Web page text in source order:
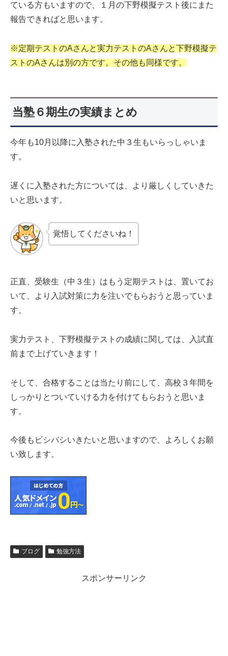
ている方もいますので、１月の下野模擬テスト後にまた
報告できればと思います。
※定期テストのAさんと実力テストのAさんと下野模擬テ
ストのAさんは別の方です。その他も同様です。
当塾６期生の実績まとめ
今年も10月以降に入塾された中３生もいらっしゃいま
す。
遅くに入塾された方については、より厳しくしていきた
いと思います。
覚悟してくださいね！
正直、受験生（中３生）はもう定期テストは、置いてお
いて、より入試対策に力を注いでもらおうと思っていま
す。
実力テスト、下野模擬テストの成績に関しては、入試直
前まで上げていきます！
そして、合格することは当たり前にして、高校３年間を
しっかりとついていける力を付けてもらおうと思いま
す。
今後もビシバシいきたいと思いますので、よろしくお願
い致します。
ブログ 勉強方法
スポンサーリンク